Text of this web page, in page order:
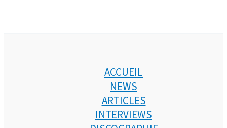
ACCUEIL
NEWS
ARTICLES
INTERVIEWS